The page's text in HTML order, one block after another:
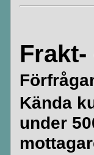
Kända
under